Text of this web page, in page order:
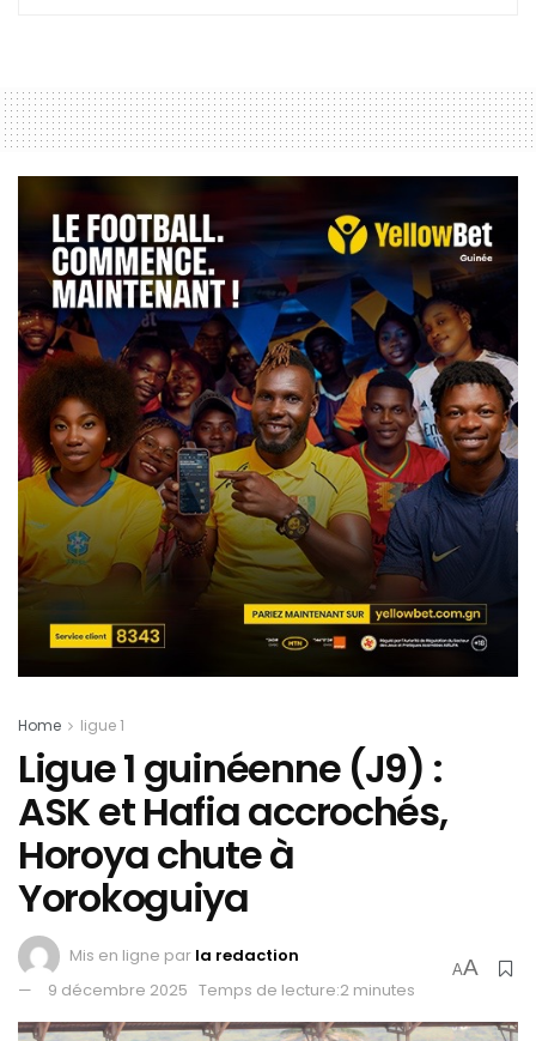
Home ligue 1
Ligue 1 guinéenne (J9) :
ASK et Hafia accrochés,
Horoya chute à
Yorokoguiya
Mis en ligne par la redaction
9 décembre 2025 Temps de lecture:2 minutes
AA